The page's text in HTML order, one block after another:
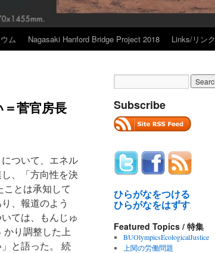
ム Nagasaki Hanford Bridge Project 2018 Links/リンク
菅官房長
ついて、エネル
、「方向性を決
とは承知して
、報道のよう
ては、もんじゅ
り調整した上
と語った。 続
Subscribe
ひらがなをつける
ひらがなをはずす
Featured Topics / 特集
BUOlympicsEcologicalJustice
上関の労働問題